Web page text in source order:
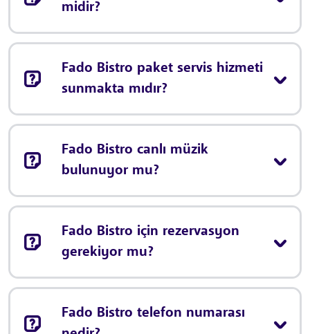
midir?
Fado Bistro paket servis hizmeti
sunmakta mıdır?
Fado Bistro canlı müzik
bulunuyor mu?
Fado Bistro için rezervasyon
gerekiyor mu?
Fado Bistro telefon numarası